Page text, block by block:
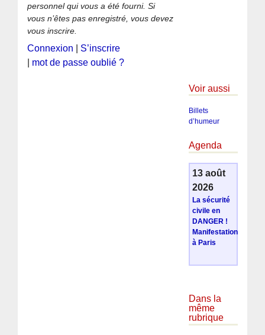
personnel qui vous a été fourni. Si
vous n’êtes pas enregistré, vous devez
vous inscrire.
Connexion
S’inscrire
mot de passe oublié ?
Voir aussi
Billets
d’humeur
Agenda
13 août
2026
La sécurité
civile en
DANGER !
Manifestation
à Paris
Dans la
même
rubrique